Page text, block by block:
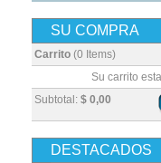
Dermatología
Diagnóstico por Imagen /
Embriología
Enfermería
Epidemiología
SU COMPRA
Carrito (0 Items)
Subtotal: $ 0,00
Su carrito
DESTACADOS